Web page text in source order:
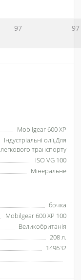
97 97
Mobilgear 600 XP
Індустріальні олії,Для
легкового транспорту
ISO VG 100
Мінеральне
бочка
Mobilgear 600 XP 100
Великобританія
208 л.
149632